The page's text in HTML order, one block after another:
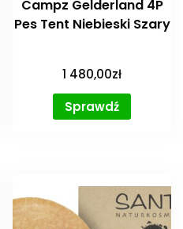
Campz Gelderland 4P
Pes Tent Niebieski Szary
1 480,00zł
Sprawdź